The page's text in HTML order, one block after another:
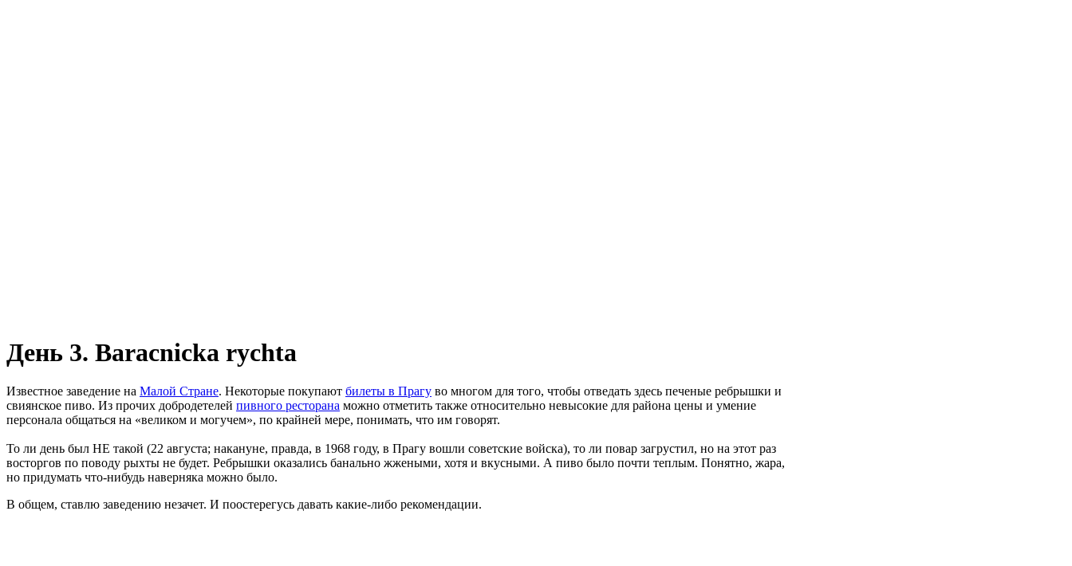
День 3. Baracnicka rychta
Известное заведение на Малой Стране. Некоторые покупают билеты в Прагу во многом для того, чтобы отведать здесь печеные ребрышки и
свиянское пиво. Из прочих добродетелей пивного ресторана можно отметить также относительно невысокие для района цены и умение
персонала общаться на «великом и могучем», по крайней мере, понимать, что им говорят.
То ли день был НЕ такой (22 августа; накануне, правда, в 1968 году, в Прагу вошли советские войска), то ли повар загрустил, но на этот раз
восторгов по поводу рыхты не будет. Ребрышки оказались банально жжеными, хотя и вкусными. А пиво было почти теплым. Понятно, жара,
но придумать что-нибудь наверняка можно было.
В общем, ставлю заведению незачет. И поостерегусь давать какие-либо рекомендации.